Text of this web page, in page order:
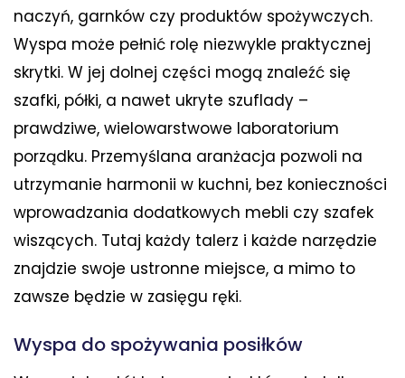
naczyń, garnków czy produktów spożywczych.
Wyspa może pełnić rolę niezwykle praktycznej
skrytki. W jej dolnej części mogą znaleźć się
szafki, półki, a nawet ukryte szuflady –
prawdziwe, wielowarstwowe laboratorium
porządku. Przemyślana aranżacja pozwoli na
utrzymanie harmonii w kuchni, bez konieczności
wprowadzania dodatkowych mebli czy szafek
wiszących. Tutaj każdy talerz i każde narzędzie
znajdzie swoje ustronne miejsce, a mimo to
zawsze będzie w zasięgu ręki.
Wyspa do spożywania posiłków